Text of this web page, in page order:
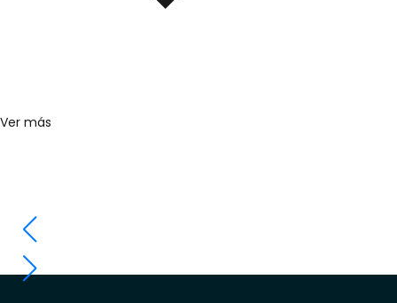
Ver más